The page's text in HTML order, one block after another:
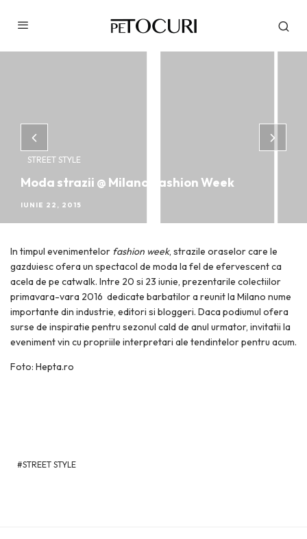
STREET STYLE
Moda strazii @ Milano Fashion Week
IUNIE 22, 2015
In timpul evenimentelor fashion week, strazile oraselor care le
gazduiesc ofera un spectacol de moda la fel de efervescent ca
acela de pe catwalk. Intre 20 si 23 iunie, prezentarile colectiilor
primavara-vara 2016 dedicate barbatilor a reunit la Milano nume
importante din industrie, editori si bloggeri. Daca podiumul ofera
surse de inspiratie pentru sezonul cald de anul urmator, invitatii la
eveniment vin cu propriile interpretari ale tendintelor pentru acum.
Foto: Hepta.ro
STREET STYLE